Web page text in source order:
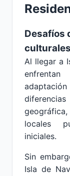
Desafíos
culturales
Al llegar a
locales
iniciales.
Sin
Isla de